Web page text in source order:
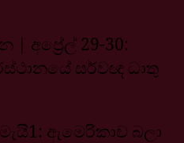
අප්‍රේල් 29-30:
සර්වඥ ධාතු
ඇමෙරිකාව බලා